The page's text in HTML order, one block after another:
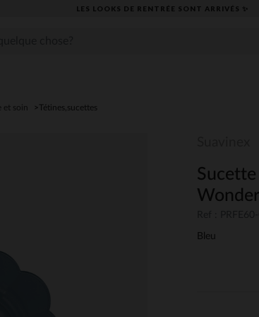
LES LOOKS DE RENTRÉE SONT ARRIVÉS ✨
et soin Tétines,sucettes
Bleu